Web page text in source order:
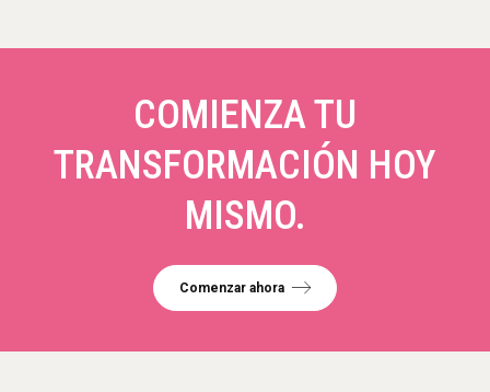
COMIENZA TU
TRANSFORMACIÓN HOY
MISMO.
Comenzar ahora